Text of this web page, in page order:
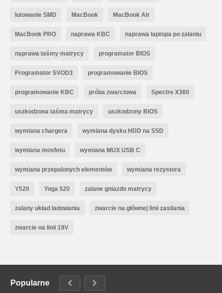
lutowanie SMD MacBook MacBook Air
MacBook PRO naprawa KBC naprawa laptopa po zalaniu
naprawa taśmy matrycy programator BIOS
Programator SVOD3 programowanie BIOS
programowanie KBC próba zwarciowa Spectre X360
uszkodzona taśma matrycy uszkodzony BIOS
wymiana chargera wymiana dysku HDD na SSD
wymiana mosfetu wymiana MUX USB C
wymiana przepalonych elementów wymiana rezystora
Y520 Yoga 520 zalane gniazdo matrycy
zalany układ ładowania zwarcie na głównej linii zasilania
zwarcie na linii 19V
Popularne